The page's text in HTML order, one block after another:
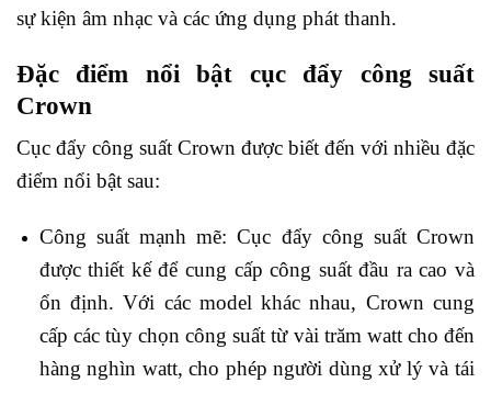
sự kiện âm nhạc và các ứng dụng phát thanh.
Đặc điểm nổi bật cục đẩy công suất
Crown
Cục đẩy công suất Crown được biết đến với nhiều đặc
điểm nổi bật sau:
Công suất mạnh mẽ: Cục đẩy công suất Crown
được thiết kế để cung cấp công suất đầu ra cao và
ổn định. Với các model khác nhau, Crown cung
cấp các tùy chọn công suất từ vài trăm watt cho đến
hàng nghìn watt, cho phép người dùng xử lý và tái